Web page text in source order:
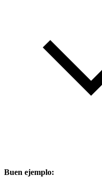
Buen ejemplo: